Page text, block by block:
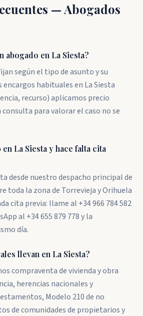
— Abogados
abogado en La Siesta?
según el tipo de asunto y su
habituales en La Siesta
recurso) aplicamos precio
para valorar el caso no se
La Siesta y hace falta cita
desde nuestro despacho principal de
toda la zona de Torrevieja y Orihuela
cita previa: llame al +34 966 784 582
al +34 655 879 778 y la
día.
llevan en La Siesta?
compraventa de vivienda y obra
herencias nacionales y
Modelo 210 de no
de comunidades de propietarios y